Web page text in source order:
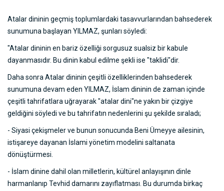
Atalar dininin geçmiş toplumlardaki tasavvurlarından bahsederek
sunumuna başlayan YILMAZ, şunları söyledi:
"Atalar dininin en bariz özelliği sorgusuz sualsiz bir kabule
dayanmasıdır. Bu dinin kabul edilme şekli ise "taklidi"dir.
Daha sonra Atalar dininin çeşitli özelliklerinden bahsederek
sunumuna devam eden YILMAZ, İslam dininin de zaman içinde
çeşitli tahrifatlara uğrayarak "atalar dini"ne yakın bir çizgiye
geldiğini söyledi ve bu tahrifatın nedenlerini şu şekilde sıraladı;
- Siyasi çekişmeler ve bunun sonucunda Beni Ümeyye ailesinin,
istişareye dayanan İslami yönetim modelini saltanata
dönüştürmesi.
- İslam dinine dahil olan milletlerin, kültürel anlayışının dinle
harmanlanıp Tevhid damarını zayıflatması. Bu durumda birkaç